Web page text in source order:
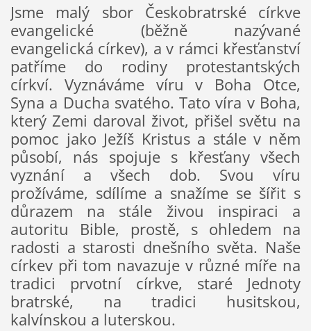
Jsme malý sbor Českobratrské církve
evangelické (běžně nazývané
evangelická církev), a v rámci křesťanství
patříme do rodiny protestantských
církví. Vyznáváme víru v Boha Otce,
Syna a Ducha svatého. Tato víra v Boha,
který Zemi daroval život, přišel světu na
pomoc jako Ježíš Kristus a stále v něm
působí, nás spojuje s křesťany všech
vyznání a všech dob. Svou víru
prožíváme, sdílíme a snažíme se šířit s
důrazem na stále živou inspiraci a
autoritu Bible, prostě, s ohledem na
radosti a starosti dnešního světa. Naše
církev při tom navazuje v různé míře na
tradici prvotní církve, staré Jednoty
bratrské, na tradici husitskou,
kalvínskou a luterskou.